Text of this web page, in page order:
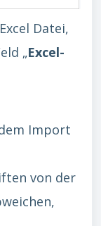
Datei,
„Excel-
Import
von der